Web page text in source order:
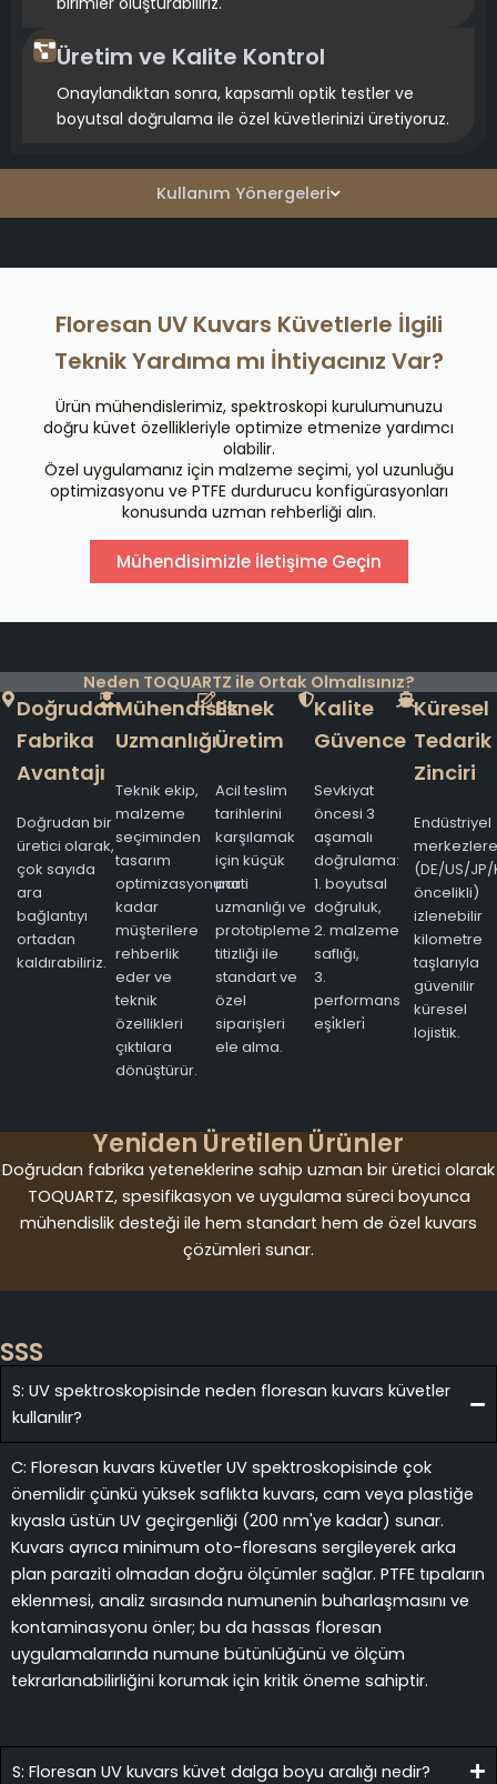
Kullanım Yönergeleri
Üretim ve Kalite Kontrol
Onaylandıktan sonra, kapsamlı optik testler ve
boyutsal doğrulama ile özel küvetlerinizi üretiyoruz.
Floresan UV Kuvars Küvetlerle İlgili
Teknik Yardıma mı İhtiyacınız Var?
Ürün mühendislerimiz, spektroskopi kurulumunuzu
doğru küvet özellikleriyle optimize etmenize yardımcı
olabilir.
Özel uygulamanız için malzeme seçimi, yol uzunluğu
optimizasyonu ve PTFE durdurucu konfigürasyonları
konusunda uzman rehberliği alın.
Mühendisimizle İletişime Geçin
Neden TOQUARTZ ile Ortak Olmalısınız?
Doğrudan
Fabrika
Avantajı
Doğrudan bir
üretici olarak,
çok sayıda
ara
bağlantıyı
ortadan
kaldırabiliriz.
Mühendislik
Uzmanlığı
Teknik ekip,
malzeme
seçiminden
tasarım
optimizasyonuna
kadar
müşterilere
rehberlik
eder ve
teknik
özellikleri
çıktılara
dönüştürür.
Esnek
Üretim
Acil teslim
tarihlerini
karşılamak
için küçük
parti
uzmanlığı ve
prototipleme
titizliği ile
standart ve
özel
siparişleri
ele alma.
Kalite
Güvence
Sevkiyat
öncesi 3
aşamalı
doğrulama:
1. boyutsal
doğruluk,
2. malzeme
saflığı,
3.
performans
eşi̇kleri̇
Küresel
Tedarik
Zinciri
Endüstriyel
merkezlere
(DE/US/JP/
öncelikli)
izlenebilir
kilometre
taşlarıyla
güvenilir
küresel
lojistik.
Yeniden Üretilen Ürünler
Doğrudan fabrika yeteneklerine sahip uzman bir üretici olarak
TOQUARTZ, spesifikasyon ve uygulama süreci boyunca
mühendislik desteği ile hem standart hem de özel kuvars
çözümleri sunar.
SSS
S: UV spektroskopisinde neden floresan kuvars küvetler
kullanılır?
C: Floresan kuvars küvetler UV spektroskopisinde çok
önemlidir çünkü yüksek saflıkta kuvars, cam veya plastiğe
kıyasla üstün UV geçirgenliği (200 nm'ye kadar) sunar.
Kuvars ayrıca minimum oto-floresans sergileyerek arka
plan paraziti olmadan doğru ölçümler sağlar. PTFE tıpaların
eklenmesi, analiz sırasında numunenin buharlaşmasını ve
kontaminasyonu önler; bu da hassas floresan
uygulamalarında numune bütünlüğünü ve ölçüm
tekrarlanabilirliğini korumak için kritik öneme sahiptir.
S: Floresan UV kuvars küvet dalga boyu aralığı nedir?